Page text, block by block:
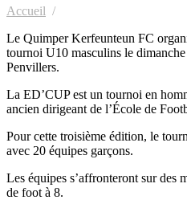
Accueil
Le Quimper Kerfeunteun FC
tournoi U10 masculins le
Penvillers.
La ED’CUP est un tournoi en
ancien dirigeant de l’École de
Pour cette troisième édition, le
avec 20 équipes garçons.
Les équipes s’affronteront sur des
de foot à 8.